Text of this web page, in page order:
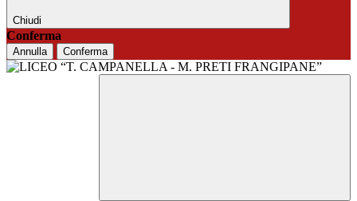
Chiudi
Conferma
Annulla Conferma